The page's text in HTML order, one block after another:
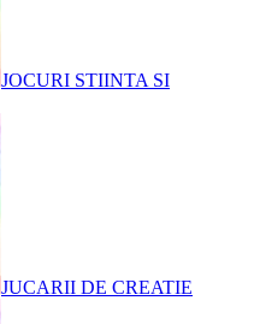
JOCURI STIINTA SI
JUCARII DE CREATIE